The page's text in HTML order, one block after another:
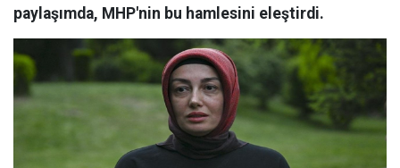
paylaşımda, MHP'nin bu hamlesini eleştirdi.